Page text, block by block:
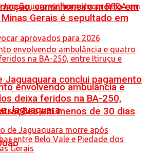
Jaguaquara conclui pagamento
em menos de 30 dias
caminhoneiro morto em
Gerais é sepultado em
envolvendo ambulância e
deixa feridos na BA-250,
Jaguaquara